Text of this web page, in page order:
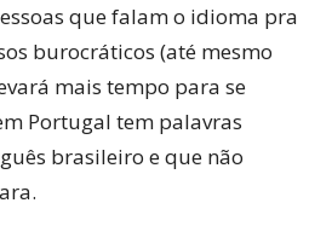
que falam o idioma pra
burocráticos (até mesmo
mais tempo para se
Portugal tem palavras
brasileiro e que não